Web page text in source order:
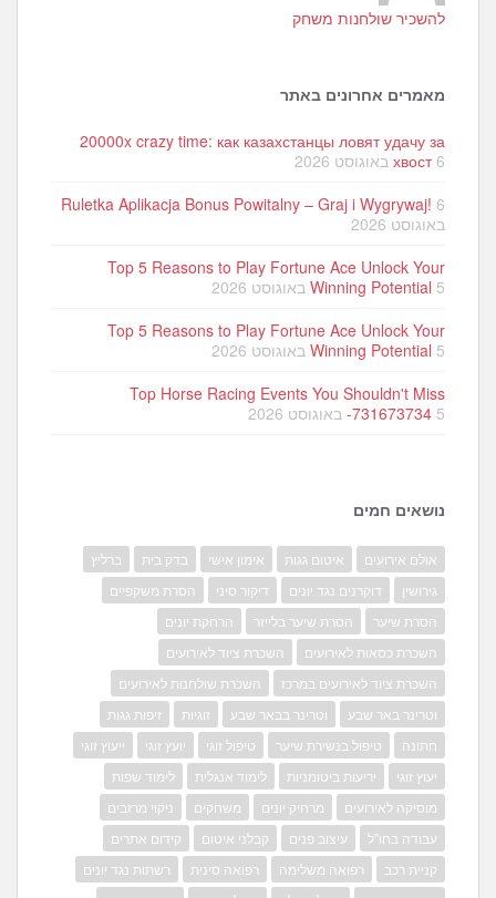
להשכיר שולחנות משחק
מאמרים אחרונים באתר
20000x crazy time: как казахстанцы ловят удачу за
хвост 6 באוגוסט 2026
Ruletka Aplikacja Bonus Powitalny – Graj i Wygrywaj! 6
באוגוסט 2026
Top 5 Reasons to Play Fortune Ace Unlock Your
Winning Potential 5 באוגוסט 2026
Top 5 Reasons to Play Fortune Ace Unlock Your
Winning Potential 5 באוגוסט 2026
Top Horse Racing Events You Shouldn't Miss
-731673734 5 באוגוסט 2026
נושאים חמים
אולם אירועים איטום גגות אימון אישי בדק בית
ברליץ
גירושין
דוקרנים נגד יונים דיקור סיני
הסרת משקפיים
הסרת שיער
הסרת שיער בלייזר
הרחקת יונים
השכרת כסאות לאירועים
השכרת ציוד לאירועים
השכרת ציוד לאירועים במרכז
השכרת שולחנות לאירועים
וטרינר באר שבע
וטרינר בבאר שבע זוגיות
זיפות גגות
חתונה
טיפול בנשירת שיער טיפול זוגי יועץ זוגי
ייעוץ זוגי
יעוץ זוגי
יריעות ביטומניות לימוד אנגלית
לימוד שפות
מוסיקה לאירועים
מרחיק יונים משחקים
ניקוי מרזבים
עבודה בחו"ל
עיצוב פנים קבלני איטום
קידום אתרים
קניית רכב
רפואה משלימה רפואה סינית
רשתות נגד יונים